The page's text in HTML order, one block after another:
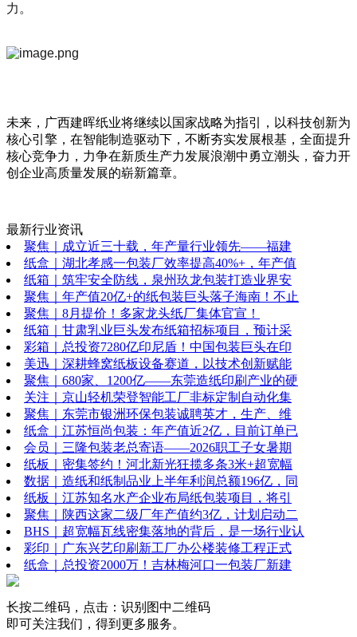
力。
未来，广西建晖纸业将继续以国家战略为指引，以科技创新为
核心引擎，在智能制造驱动下，不断夯实发展根基，全面提升
核心竞争力，力争在新质生产力发展浪潮中勇立潮头，奋力开
创企业高质量发展的崭新篇章。
最新行业资讯
聚焦｜成立近三十载，年产量行业领先——福建
纸盒｜湖北孝感一包装厂效率提高40%+，年产值
纸箱｜筑牢安全防线，泉州玖龙包装打造业界安
聚焦｜年产值20亿+的纸包装巨头落子海南！不止
聚焦｜8月提价！多家龙头纸厂集体官宣！
纸箱｜甘肃乳业巨头发布纸箱招标项目，预计采
彩箱｜总投资7280亿印尼盾！中国包装巨头在印
美迅｜深耕蜂窝纸板设备赛道，以技术创新赋能
聚焦｜680家、1200亿——东莞造纸印刷产业的硬
关注｜京山轻机荣登智能工厂非标定制自动化集
聚焦｜东莞市银洲环保包装诚聘英才，生产、维
纸盒｜江苏恒尚包装：年产值近2亿，目前订单已
会员｜三隆包装老总寄语——2026职工子女暑期
纸板｜密集签约！河北新光狂揽多条3米+超宽幅
数据｜造纸和纸制品业上半年利润总额196亿，同
纸板｜江苏知名水产企业布局纸包装项目，将引
聚焦｜陕西这家二级厂年产值约3亿，计划启动二
BHS｜超宽幅瓦线密集落地的背后，是一场行业认
彩印｜广东兴艺印刷新工厂办公楼装修工程正式
纸盒｜总投资2000万！吉林梅河口一包装厂新建
长按二维码，点击：识别图中二维码
即可关注我们，得到更多服务。